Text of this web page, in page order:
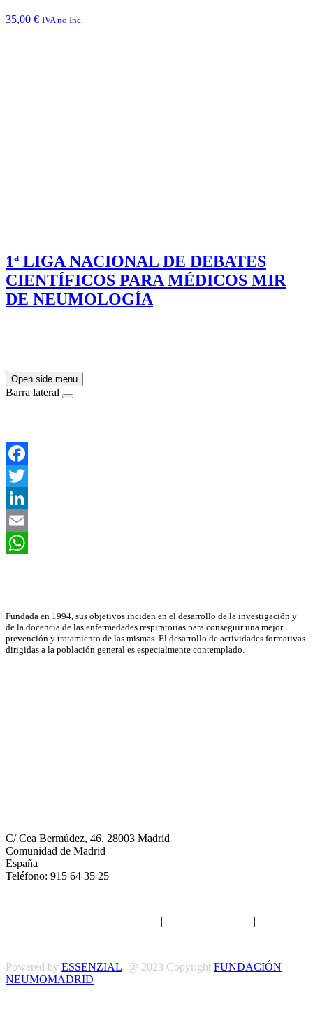
35,00 € IVA no Inc.
1ª LIGA NACIONAL DE DEBATES
CIENTÍFICOS PARA MÉDICOS MIR
DE NEUMOLOGÍA
Open side menu
Barra lateral
Facebook
Twitter
LinkedIn
Email
Fundada en 1994, sus objetivos inciden en el desarrollo de la investigación y
de la docencia de las enfermedades respiratorias para conseguir una mejor
prevención y tratamiento de las mismas. El desarrollo de actividades formativas
dirigidas a la población general es especialmente contemplado.
C/ Cea Bermúdez, 46, 28003 Madrid
Comunidad de Madrid
España
Teléfono: 915 64 35 25
| | |
Powered by ESSENZIAL. @ 2023 Copyright FUNDACIÓN
NEUMOMADRID